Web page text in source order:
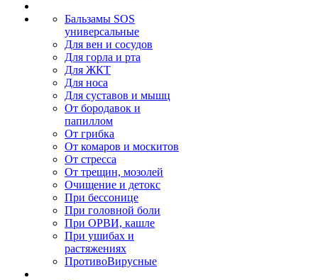
Бальзамы SOS
универсальные
Для вен и сосудов
Для горла и рта
Для ЖКТ
Для носа
Для суставов и мышц
От бородавок и
папиллом
От грибка
От комаров и москитов
От стресса
От трещин, мозолей
Очищение и детокс
При бессонице
При головной боли
При ОРВИ, кашле
При ушибах и
растяжениях
ПротивоВирусные